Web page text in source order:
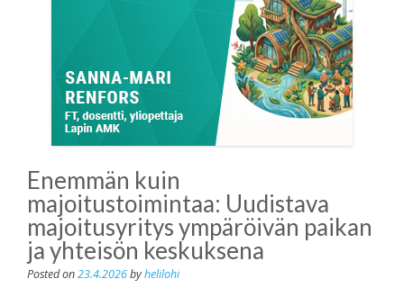
Enemmän kuin
majoitustoimintaa: Uudistava
majoitusyritys ympäröivän paikan
ja yhteisön keskuksena
Posted on23.4.2026byhelilohi